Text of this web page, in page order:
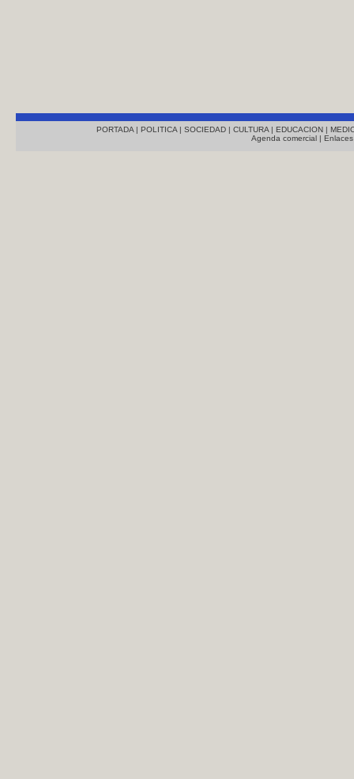
PORTADA | POLITICA | SOCIEDAD | CULTURA | EDUCACION |
Agenda comercial |Enlaces